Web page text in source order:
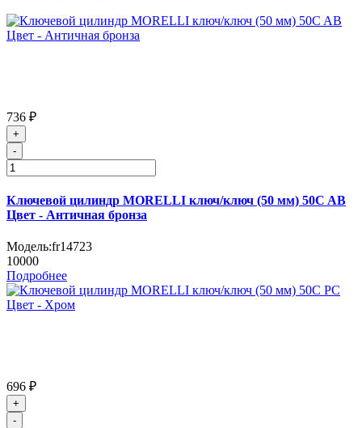
736 ₽
+
-
Ключевой цилиндр MORELLI ключ/ключ (50 мм) 50C AB
Цвет - Античная бронза
Модель:fr14723
10000
Подробнее
696 ₽
+
-